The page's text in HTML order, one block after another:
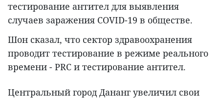
тестирование антител для выявления
случаев заражения COVID-19 в обществе.
Шон сказал, что сектор здравоохранения
проводит тестирование в режиме реального
времени - PRC и тестирование антител.
Центральный город Дананг увеличил свои